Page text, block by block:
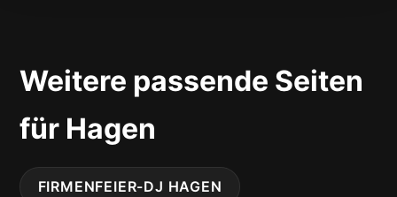
Weitere passende Seiten
für Hagen
FIRMENFEIER-DJ HAGEN